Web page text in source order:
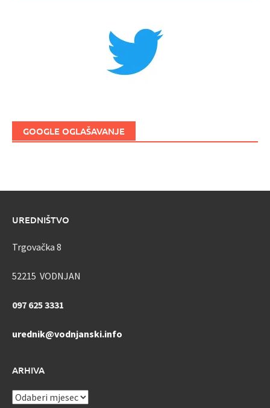
GOOGLE OGLAŠAVANJE
UREDNIŠTVO
Trgovačka 8
52215 VODNJAN
097 625 3331
urednik@vodnjanski.info
ARHIVA
ARHIVA